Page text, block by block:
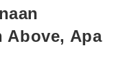
Above, Apa